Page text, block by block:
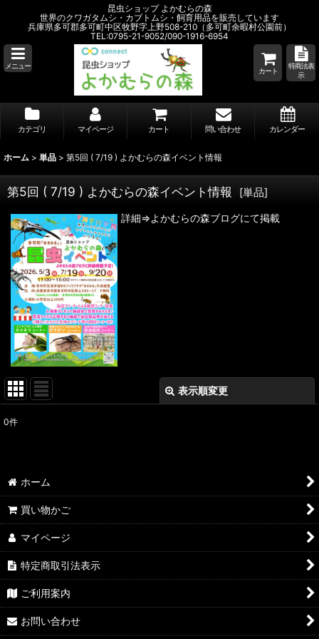
昆虫ショップ よかむらの森
世界のクワガタムシ・カブトムシ・飼育用品を販売しています
兵庫県多可郡多可町中区牧野字上野508-210（多可町余暇村公園前）
TEL:0795-21-9052/090-1916-6954
メニュー
カート
特商法表
示
カテゴリ マイページ カート 問い合わせ カレンダー
ホーム > 単品 > 第5回 ( 7/19 ) よかむらの森イベント情報
第5回 ( 7/19 ) よかむらの森イベント情報 [単品]
詳細⇒よかむらの森ブログにて掲載
表示順変更
0件
ホーム
買い物かご
マイページ
特定商取引法表示
ご利用案内
お問い合わせ